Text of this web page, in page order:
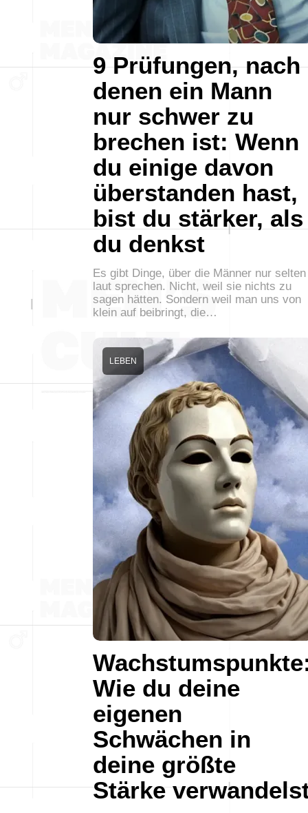
9 Prüfungen, nach
denen ein Mann
nur schwer zu
brechen ist: Wenn
du einige davon
überstanden hast,
bist du stärker, als
du denkst
Es gibt Dinge, über die Männer nur selten
laut sprechen. Nicht, weil sie nichts zu
sagen hätten. Sondern weil man uns von
klein auf beibringt, die…
Wie du deine
eigenen
Schwächen in
deine größte
Stärke
LEBEN